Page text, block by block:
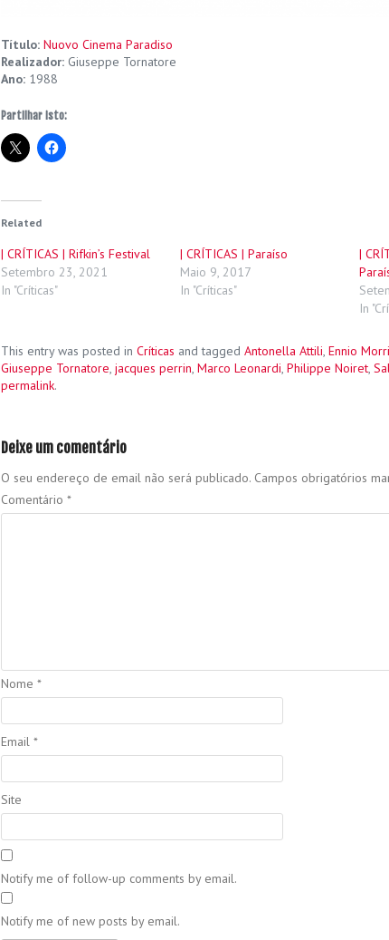
Título: Nuovo Cinema Paradiso
Realizador: Giuseppe Tornatore
Ano: 1988
Partilhar isto:
Related
| CRÍTICAS | Rifkin’s Festival
Setembro 23, 2021
In "Críticas"
| CRÍTICAS | Paraíso
Maio 9, 2017
In "Críticas"
|
In
This entry was posted in Críticas and tagged Antonella Attili, Ennio
Giuseppe Tornatore, jacques perrin, Marco Leonardi, Philippe Noiret,
permalink.
Deixe um comentário
O seu endereço de email não será publicado. Campos obrigatórios
Comentário *
Nome *
Email *
Site
Notify me of follow-up comments by email.
Notify me of new posts by email.